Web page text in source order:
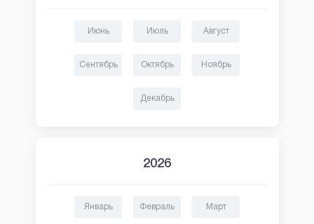
Июнь Июль Август
Сентябрь Октябрь Ноябрь
Декабрь
2026
Январь Февраль Март